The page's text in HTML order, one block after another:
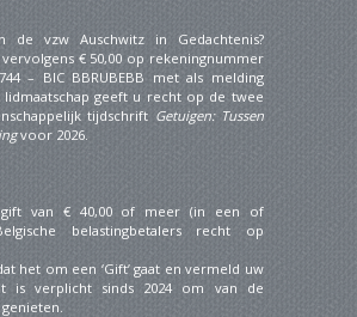
vzw Auschwitz in Gedachtenis?
€ 50,00 op rekeningnummer
– BIC BBRUBEBB met als melding
lidmaatschap geeft u recht op de twee
tijdschrift Getuigen: Tussen
voor 2026.
gift van € 40,00 of meer (in een of
belastingbetalers recht op
het om een ‘Gift’ gaat en vermeld uw
is verplicht sinds 2024 om van de